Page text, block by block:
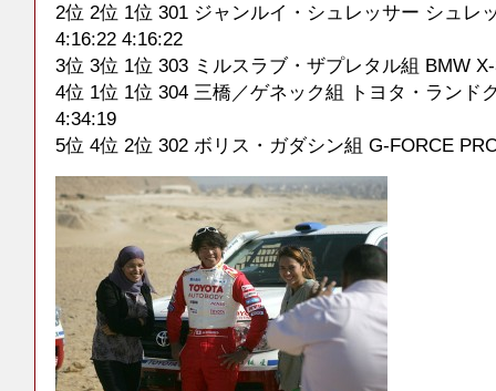
2位 2位 1位 301 ジャンルイ・シュレッサー シュレ
4:16:22 4:16:22
3位 3位 1位 303 ミルスラブ・ザプレタル組 BMW
4位 1位 1位 304 三橋／ゲネック組 トヨタ・ランド
4:34:19
5位 4位 2位 302 ボリス・ガダシン組 G-FORCE